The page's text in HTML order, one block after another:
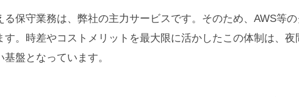
保守業務は、弊社の主力サービスです。そのため、AWS等
す。時差やコストメリットを最大限に活かしたこの体制は、
盤となっています。